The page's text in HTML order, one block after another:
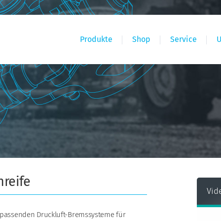
Produkte Shop Service
Druckluft-Bremssysteme für